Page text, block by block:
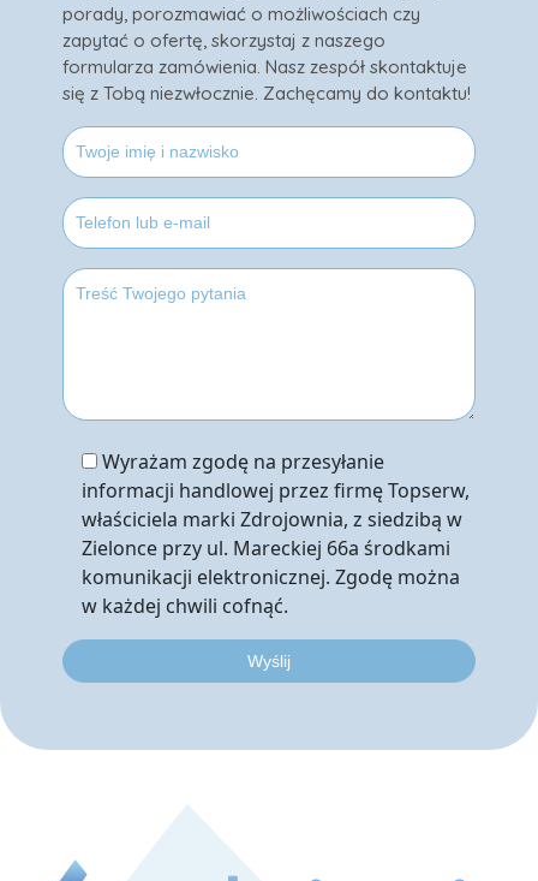
porady, porozmawiać o możliwościach czy
zapytać o ofertę, skorzystaj z naszego
formularza zamówienia. Nasz zespół skontaktuje
się z Tobą niezwłocznie. Zachęcamy do kontaktu!
Wyrażam zgodę na przesyłanie
informacji handlowej przez firmę Topserw,
właściciela marki Zdrojownia, z siedzibą w
Zielonce przy ul. Mareckiej 66a środkami
komunikacji elektronicznej. Zgodę można
w każdej chwili cofnąć.